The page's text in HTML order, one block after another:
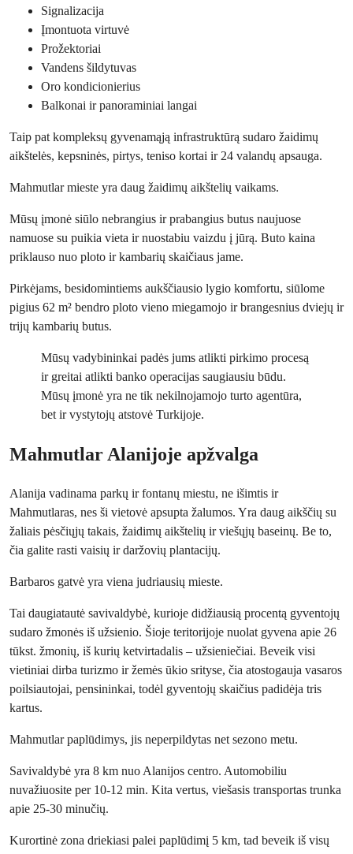
Signalizacija
Įmontuota virtuvė
Prožektoriai
Vandens šildytuvas
Oro kondicionierius
Balkonai ir panoraminiai langai
Taip pat kompleksų gyvenamąją infrastruktūrą sudaro žaidimų
aikštelės, kepsninės, pirtys, teniso kortai ir 24 valandų apsauga.
Mahmutlar mieste yra daug žaidimų aikštelių vaikams.
Mūsų įmonė siūlo nebrangius ir prabangius butus naujuose
namuose su puikia vieta ir nuostabiu vaizdu į jūrą. Buto kaina
priklauso nuo ploto ir kambarių skaičiaus jame.
Pirkėjams, besidomintiems aukščiausio lygio komfortu, siūlome
pigius 62 m² bendro ploto vieno miegamojo ir brangesnius dviejų ir
trijų kambarių butus.
Mūsų vadybininkai padės jums atlikti pirkimo procesą
ir greitai atlikti banko operacijas saugiausiu būdu.
Mūsų įmonė yra ne tik nekilnojamojo turto agentūra,
bet ir vystytojų atstovė Turkijoje.
Mahmutlar Alanijoje apžvalga
Alanija vadinama parkų ir fontanų miestu, ne išimtis ir
Mahmutlaras, nes ši vietovė apsupta žalumos. Yra daug aikščių su
žaliais pėsčiųjų takais, žaidimų aikštelių ir viešųjų baseinų. Be to,
čia galite rasti vaisių ir daržovių plantacijų.
Barbaros gatvė yra viena judriausių mieste.
Tai daugiatautė savivaldybė, kurioje didžiausią procentą gyventojų
sudaro žmonės iš užsienio. Šioje teritorijoje nuolat gyvena apie 26
tūkst. žmonių, iš kurių ketvirtadalis – užsieniečiai. Beveik visi
vietiniai dirba turizmo ir žemės ūkio srityse, čia atostogauja vasaros
poilsiautojai, pensininkai, todėl gyventojų skaičius padidėja tris
kartus.
Mahmutlar paplūdimys, jis neperpildytas net sezono metu.
Savivaldybė yra 8 km nuo Alanijos centro. Automobiliu
nuvažiuosite per 10-12 min. Kita vertus, viešasis transportas trunka
apie 25-30 minučių.
Kurortinė zona driekiasi palei paplūdimį 5 km, tad beveik iš visų